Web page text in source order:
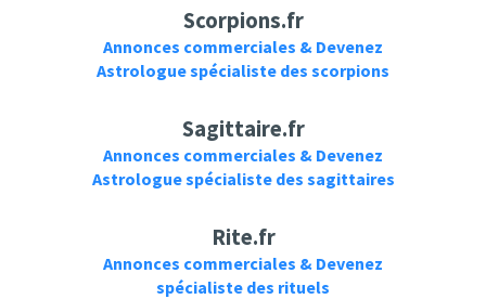
Scorpions.fr
Annonces commerciales & Devenez
Astrologue spécialiste des scorpions
Sagittaire.fr
Annonces commerciales & Devenez
Astrologue spécialiste des sagittaires
Rite.fr
Annonces commerciales & Devenez
spécialiste des rituels